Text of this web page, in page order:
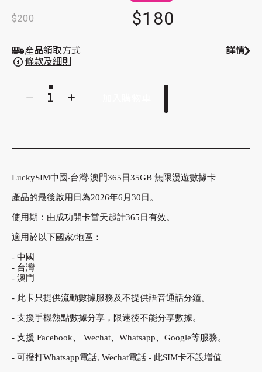
$200 $180
產品領取方式 詳情
條款及細則
LuckySIM中國‧台灣‧澳門365日35GB 無限漫遊數據卡
產品的最後啟用日為2026年6月30日。
使用期：由成功開卡當天起計365日有效。
適用於以下國家/地區：
- 中國
- 台灣
- 澳門
- 此卡只提供流動數據服務及不提供語音通話分鐘。
- 支援手機熱點數據分享，限速後不能分享數據。
- 支援 Facebook、 Wechat、Whatsapp、Google等服務。
- 可撥打Whatsapp電話, Wechat電話 - 此SIM卡不設增值